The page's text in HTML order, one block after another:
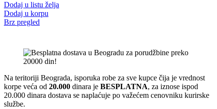
Dodaj u listu želja
Dodaj u korpu
Brz pregled
Na teritoriji Beograda, isporuka robe za sve kupce čija je vrednost
korpe veća od 20.000 dinara je BESPLATNA, za iznose ispod
20.000 dinara dostava se naplaćuje po važećem cenovniku kurirske
službe.